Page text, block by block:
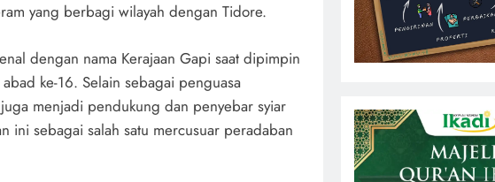
yang berbagi wilayah dengan Tidore.
dengan nama Kerajaan Gapi saat dipimpin
ke-16. Selain sebagai penguasa
menjadi pendukung dan penyebar syiar
ini sebagai salah satu mercusuar peradaban